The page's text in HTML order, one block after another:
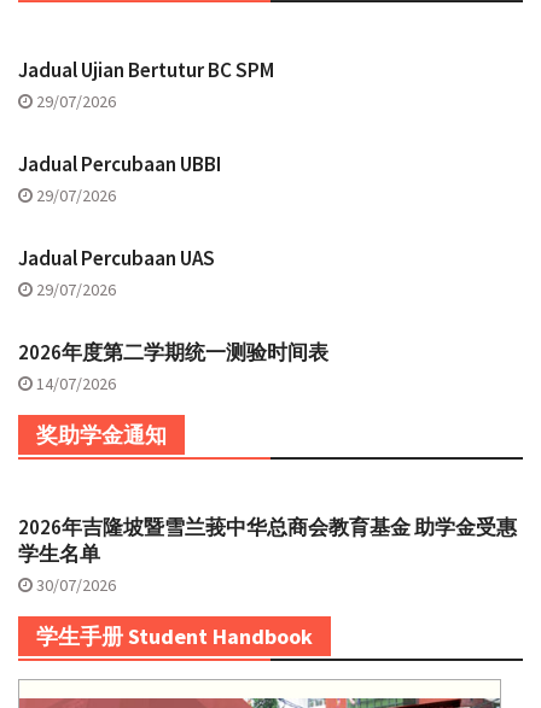
Jadual Ujian Bertutur BC SPM
29/07/2026
Jadual Percubaan UBBI
29/07/2026
Jadual Percubaan UAS
29/07/2026
2026年度第二学期统一测验时间表
14/07/2026
奖助学金通知
2026年吉隆坡暨雪兰莪中华总商会教育基金 助学金受惠
学生名单
30/07/2026
学生手册 Student Handbook